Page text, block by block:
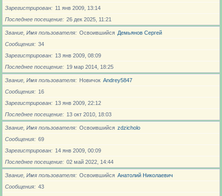
Зарегистрирован
11 янв 2009, 13:14
Последнее посещение
26 дек 2025, 11:21
Звание, Имя пользователя Освоившийся Демьянов Сергей
Сообщения
34
Зарегистрирован
13 янв 2009, 08:09
Последнее посещение
19 мар 2014, 18:25
Звание, Имя пользователя Новичoк Andrey5847
Сообщения
16
Зарегистрирован
13 янв 2009, 22:12
Последнее посещение
13 окт 2010, 18:03
Звание, Имя пользователя Освоившийся zdzicholo
Сообщения
69
Зарегистрирован
14 янв 2009, 00:09
Последнее посещение
02 май 2022, 14:44
Звание, Имя пользователя Освоившийся Анатолий Николаевич
Сообщения
43